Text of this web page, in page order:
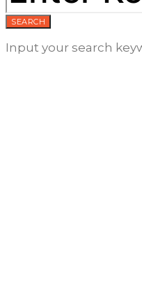
SEARCH
Input your search